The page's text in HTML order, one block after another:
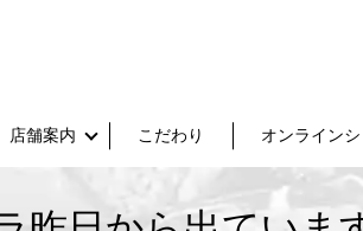
店舗案内 こだわり オンライン